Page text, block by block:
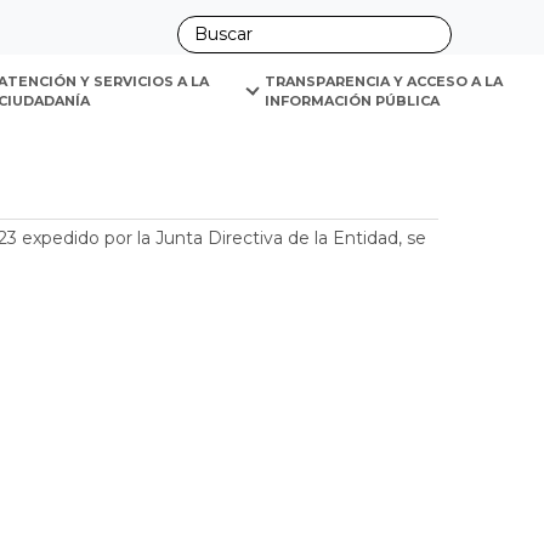
Y SERVICIOS A LA
TRANSPARENCIA Y ACCESO A LA
INFORMACIÓN PÚBLICA
expedido por la Junta Directiva de la Entidad, se